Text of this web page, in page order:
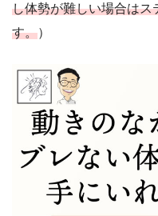
し体勢が難しい場合はス
す。）